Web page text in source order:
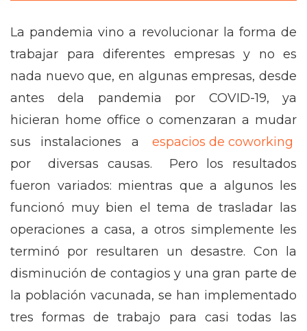
La pandemia vino a revolucionar la forma de
trabajar para diferentes empresas y no es
nada nuevo que, en algunas empresas, desde
antes dela pandemia por COVID-19, ya
hicieran home office o comenzaran a mudar
sus instalaciones a
espacios de coworking
por diversas causas. Pero los resultados
fueron variados: mientras que a algunos les
funcionó muy bien el tema de trasladar las
operaciones a casa, a otros simplemente les
terminó por resultaren un desastre. Con la
disminución de contagios y una gran parte de
la población vacunada, se han implementado
tres formas de trabajo para casi todas las